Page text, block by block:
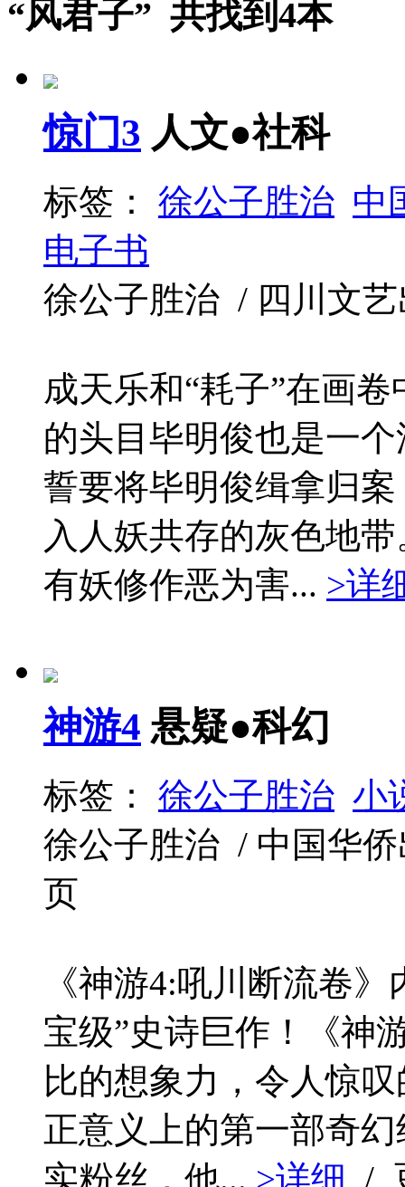
“风君子” 共找到4本
惊门3 人文●社科
标签： 徐公子胜治 中
电子书
徐公子胜治 / 四川文
成天乐和“耗子”在画
的头目毕明俊也是一
誓要将毕明俊缉拿归
入人妖共存的灰色地
有妖修作恶为害... >详
神游4 悬疑●科幻
标签： 徐公子胜治 小
徐公子胜治 / 中国华
页
《神游4:吼川断流卷
宝级”史诗巨作！《神
比的想象力，令人惊
正意义上的第一部奇
实粉丝，他... >详细 /